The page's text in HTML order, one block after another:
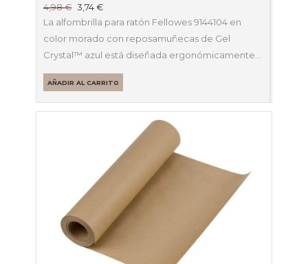
4,98€ El
precio
era:
4,98 €.
3,74€El
precio
es:
3,74 €.
La alfombrilla para ratón Fellowes 9144104 en
color morado con reposamuñecas de Gel
Crystal™ azul está diseñada ergonómicamente…
AÑADIR AL CARRITO